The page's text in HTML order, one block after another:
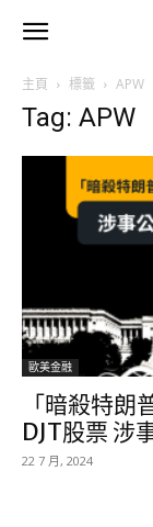
主頁 標籤 APW
Tag: APW
歐美金融
「暗殺特
DJT股票 涉
22 7 月, 2024